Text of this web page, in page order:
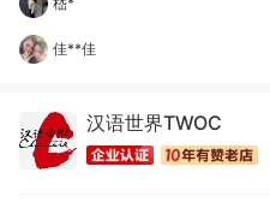
翔*
K***a
汉语世界TWOC